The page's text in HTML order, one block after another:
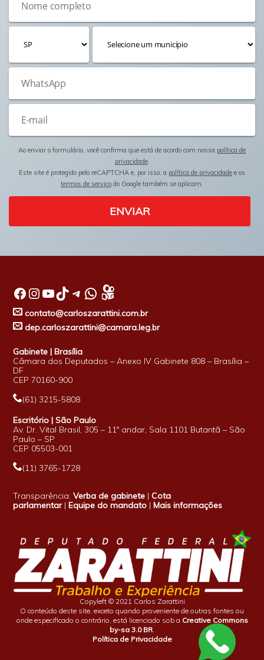
Ao enviar o formulário, você confirma que está de acordo com nossa política de
privacidade.
Este site é protegido pelo reCAPTCHA e, por isso, a política de privacidade e os
termos de serviço do Google também se aplicam.
ENVIAR
Facebook InstagramYoutube TikTok Telegram WhatsApp
contato@carloszarattini.com.br
dep.carloszarattini@camara.leg.br
Gabinete | Brasília
Câmara dos Deputados – Anexo IV Gabinete 808 – Brasília –
DF
CEP 70160-900
(61) 3215-5808
Escritório | São Paulo
Av. Dr. Vital Brasil, 305 – 11º andar, Sala 1101 Butantã – São
Paulo – SP
CEP 05503-001
(11) 3765-1728
Transparência:Verba de gabinete |Cota
parlamentar|Equipe do mandato |Mais informações
Copyleft © 2021 Carlos Zarattini
O conteúdo deste site, exceto quando proveniente de outras fontes ou
onde especificado o contrário, está licenciado sob a Creative Commons
by-sa 3.0 BR.
Política de Privacidade